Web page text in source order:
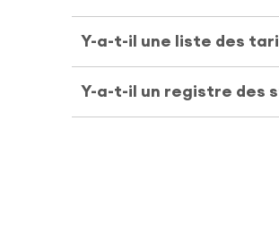
Y-a-t-il une liste des
Y-a-t-il un registre des